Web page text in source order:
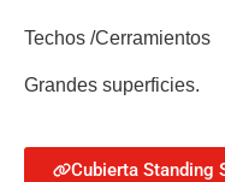
Techos /Cerramientos
Grandes superficies.
Cubierta Standing